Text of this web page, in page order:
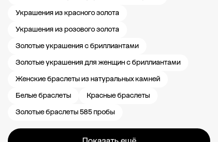
Украшения из красного золота
Украшения из розового золота
Золотые украшения с бриллиантами
Золотые украшения для женщин с бриллиантами
Женские браслеты из натуральных камней
Белые браслеты
Красные браслеты
Золотые браслеты 585 пробы